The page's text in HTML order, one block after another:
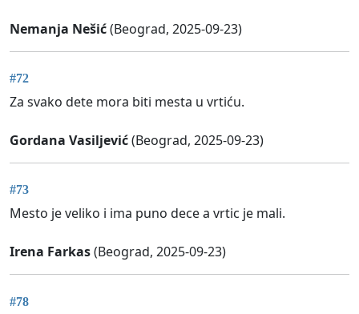
Nemanja Nešić(Beograd, 2025-09-23)
#72
Za svako dete mora biti mesta u vrtiću.
Gordana Vasiljević(Beograd, 2025-09-23)
#73
Mesto je veliko i ima puno dece a vrtic je mali.
Irena Farkas(Beograd, 2025-09-23)
#78